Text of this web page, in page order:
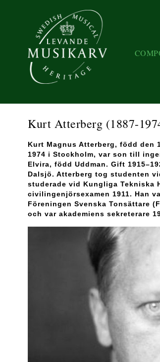
Kurt Atterberg (1887-
Kurt Magnus Atterberg, född den
1974 i Stockholm, var son till
Elvira, född Uddman. Gift
Dalsjö. Atterberg tog studenten
studerade vid Kungliga Tekniska
civilingenjörsexamen 1911. Han
Föreningen Svenska Tonsättare
och var akademiens sekreterare